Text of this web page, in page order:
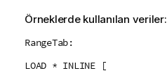
Örneklerde kullanılan veriler:
RangeTab:
LOAD * INLINE [